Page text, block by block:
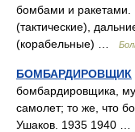
бомбами и
(тактические),
(корабельные) …
БОМБАРДИРОВЩИК
бомбардировщика,
самолет; то же, что
Ушаков. 1935 1940 …